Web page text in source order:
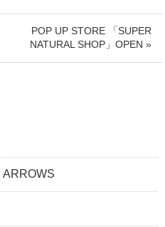
POP UP STORE 「SUPER
NATURAL SHOP」OPEN »